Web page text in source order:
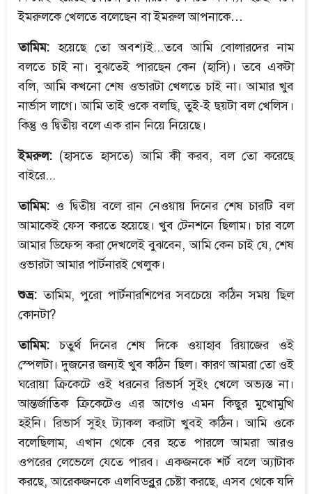
ইমরুলকে খেলতে বলেছেন বা ইমরুল আপনাকে…
তামিম: হয়েছে তো অবশ্যই...তবে আমি বোলারদের নাম
বলতে চাই না। বুঝতেই পারছেন কেন (হাসি)। তবে একটা
বলি, আমি কখনো শেষ ওভারটা খেলতে চাই না। আমার খুব
নার্ভাস লাগে। আমি তাই ওকে বলছি, তুই-ই ছয়টা বল খেলিস।
কিন্তু ও দ্বিতীয় বলে এক রান নিয়ে নিয়েছে।
ইমরুল: (হাসতে হাসতে) আমি কী করব, বল তো করেছে
বাইরে...
তামিম: ও দ্বিতীয় বলে রান নেওয়ায় দিনের শেষ চারটি বল
আমাকেই ফেস করতে হয়েছে। খুব টেনশনে ছিলাম। চার বলে
আমার ডিফেন্স করা দেখলেই বুঝবেন, আমি কেন চাই যে, শেষ
ওভারটা আমার পার্টনারই খেলুক।
শুভ্র: তামিম, পুরো পার্টনারশিপের সবচেয়ে কঠিন সময় ছিল
কোনটা?
তামিম: চতুর্থ দিনের শেষ দিকে ওয়াহাব রিয়াজের ওই
স্পেলটা। দুজনের জন্যই খুব কঠিন ছিল। কারণ আমরা তো ওই
ঘরোয়া ক্রিকেটে ওই ধরনের রিভার্স সুইং খেলে অভ্যস্ত না।
আন্তর্জাতিক ক্রিকেটেও এর আগেও এমন কিছুর মুখোমুখি
হইনি। রিভার্স সুইং ট্যাকল করাটা খুবই কঠিন। আমি ওকে
বলেছিলাম, এখান থেকে বের হতে পারলে আমরা আরও
ওপরের লেভেলে যেতে পারব। একজনকে শর্ট বলে অ্যাটাক
করছে, আরেকজনকে এলবিডব্লুর চেষ্টা করছে, এসব থেকে যদি